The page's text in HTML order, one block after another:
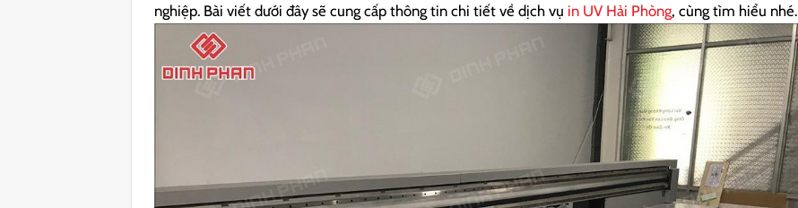
nghiệp. Bài viết dưới đây sẽ cung cấp thông tin chi tiết về dịch vụ in UV Hải Phòng, cùng tìm hiểu nhé.